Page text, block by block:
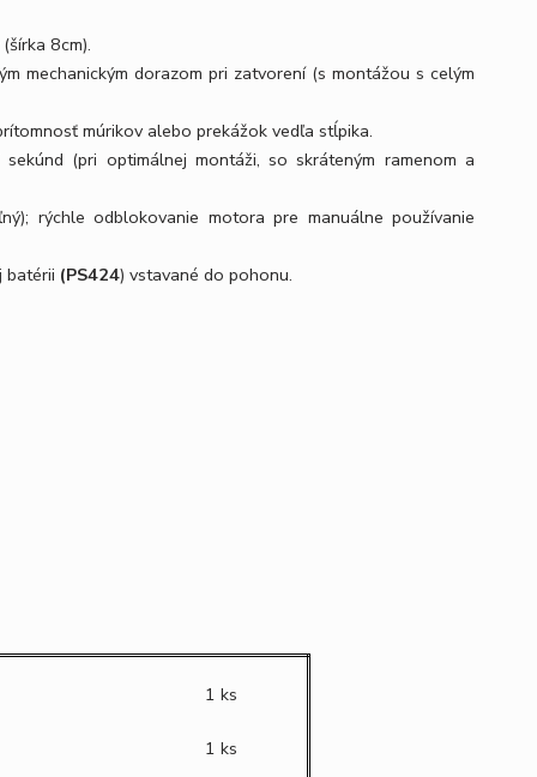
8cm).
mechanickým dorazom pri zatvorení (s montážou s celým
múrikov alebo prekážok vedľa stĺpika.
(pri optimálnej montáži, so skráteným ramenom a
rýchle odblokovanie motora pre manuálne používanie
batérii (PS424) vstavané do pohonu.
1 ks
1 ks